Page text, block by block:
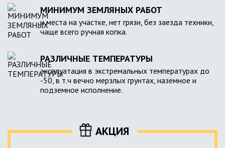
МИНИМУМ ЗЕМЛЯНЫХ РАБОТ
и места на участке, нет грязи, без заезда техники,
чаще всего ручная копка.
РАЗЛИЧНЫЕ ТЕМПЕРАТУРЫ
эксплуатация в экстремальных температурах до
-50, в т.ч вечно мерзлых грунтах, наземное и
подземное исполнение.
АКЦИЯ